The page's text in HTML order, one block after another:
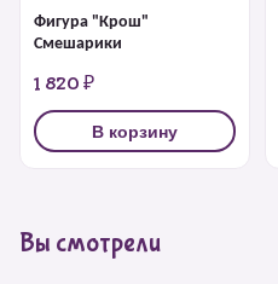
Фигура "Крош"
Смешарики
1 820 ₽
В корзину
Вы смотрели